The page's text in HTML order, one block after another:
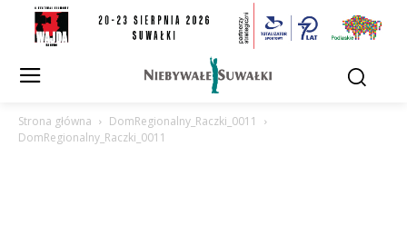
Strona główna
DomRegionalny_Raczki_0011
DomRegionalny_Raczki_0011